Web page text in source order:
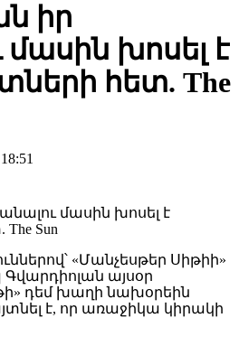
իր
մասին խոսել է
հետ. The
«Մանչեսթեր Սիթիի»
այսօր
դեմ խաղի նախօրեին
է, որ առաջիկա կիրակի